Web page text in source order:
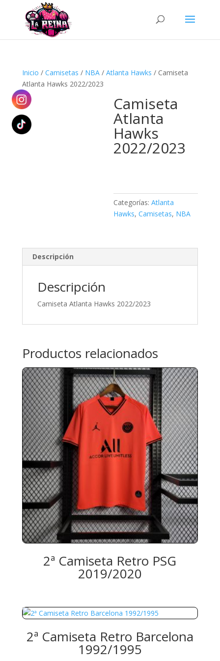
Búsqueda
productos
Inicio / Camisetas / NBA/ Atlanta Hawks / Camiseta
Atlanta Hawks 2022/2023
Camiseta
Atlanta
Hawks
2022/2023
Categorías:Atlanta
Hawks,Camisetas, NBA
Descripción
Descripción
Camiseta Atlanta Hawks 2022/2023
Productos relacionados
2ª Camiseta Retro PSG
2019/2020
2ª Camiseta Retro Barcelona
1992/1995